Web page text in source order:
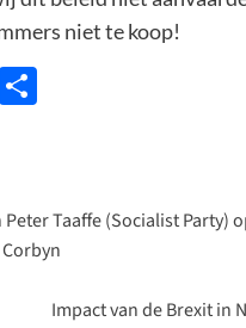
niet te koop!
Delen
Taaffe (Socialist Party)
Impact van de Brexit in